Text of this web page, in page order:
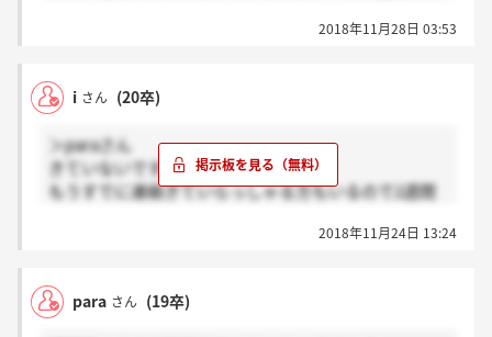
2018年11月28日 03:53
i さん (20卒)
＞paraさん
きていないです。
もうすでに連絡きていらっしゃる方もいるので2週間
2018年11月24日 13:24
para さん (19卒)